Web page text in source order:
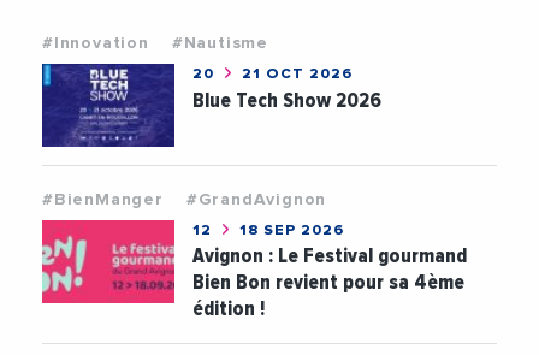
#Innovation #Nautisme
20 21 OCT 2026
Blue Tech Show 2026
#BienManger #GrandAvignon
12 18 SEP 2026
Avignon : Le Festival gourmand
Bien Bon revient pour sa 4ème
édition !